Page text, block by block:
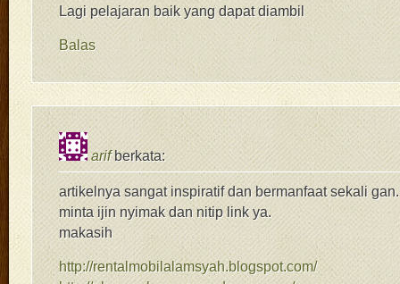
Lagi pelajaran baik yang dapat diambil
Balas
arif berkata:
artikelnya sangat inspiratif dan bermanfaat sekali
minta ijin nyimak dan nitip link ya.
makasih
http://rentalmobilalamsyah.blogspot.com/